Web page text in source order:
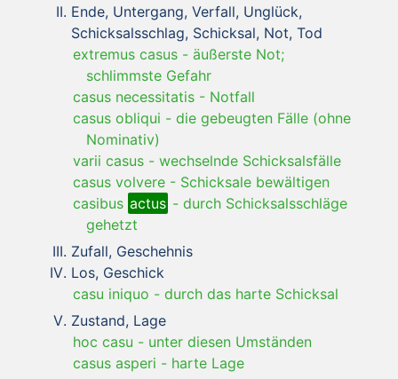
Ende, Untergang, Verfall, Unglück,
Schicksalsschlag, Schicksal, Not, Tod
extremus casus - äußerste Not;
schlimmste Gefahr
casus necessitatis - Notfall
casus obliqui - die gebeugten Fälle (ohne
Nominativ)
varii casus - wechselnde Schicksalsfälle
casus volvere - Schicksale bewältigen
casibus actus - durch Schicksalsschläge
gehetzt
Zufall, Geschehnis
Los, Geschick
casu iniquo - durch das harte Schicksal
Zustand, Lage
hoc casu - unter diesen Umständen
casus asperi - harte Lage